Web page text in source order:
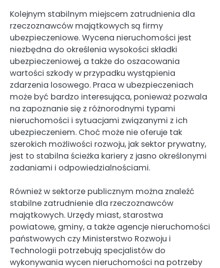
Kolejnym stabilnym miejscem zatrudnienia dla
rzeczoznawców majątkowych są firmy
ubezpieczeniowe. Wycena nieruchomości jest
niezbędna do określenia wysokości składki
ubezpieczeniowej, a także do oszacowania
wartości szkody w przypadku wystąpienia
zdarzenia losowego. Praca w ubezpieczeniach
może być bardzo interesująca, ponieważ pozwala
na zapoznanie się z różnorodnymi typami
nieruchomości i sytuacjami związanymi z ich
ubezpieczeniem. Choć może nie oferuje tak
szerokich możliwości rozwoju, jak sektor prywatny,
jest to stabilna ścieżka kariery z jasno określonymi
zadaniami i odpowiedzialnościami.
Również w sektorze publicznym można znaleźć
stabilne zatrudnienie dla rzeczoznawców
majątkowych. Urzędy miast, starostwa
powiatowe, gminy, a także agencje nieruchomości
państwowych czy Ministerstwo Rozwoju i
Technologii potrzebują specjalistów do
wykonywania wycen nieruchomości na potrzeby